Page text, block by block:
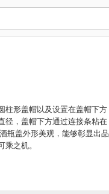
柱形盖帽以及设置在盖帽下方
径，盖帽下方通过连接条粘在
瓶盖外形美观，能够彰显出品
之机。